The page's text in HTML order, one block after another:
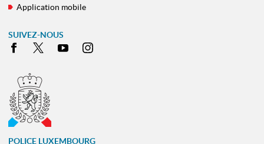
Application mobile
SUIVEZ-NOUS
Facebook
X Youtube
POLICE LUXEMBOURG